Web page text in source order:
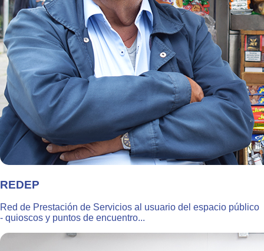
REDEP
Red de Prestación de Servicios al usuario del espacio público
- quioscos y puntos de encuentro...